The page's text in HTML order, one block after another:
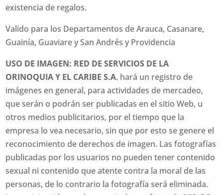
existencia de regalos.
Valido para los Departamentos de Arauca, Casanare,
Guainía, Guaviare y San Andrés y Providencia
USO DE IMAGEN: RED DE SERVICIOS DE LA
ORINOQUIA Y EL CARIBE S.A. hará un registro de
imágenes en general, para actividades de mercadeo,
que serán o podrán ser publicadas en el sitio Web, u
otros medios publicitarios, por el tiempo que la
empresa lo vea necesario, sin que por esto se genere el
reconocimiento de derechos de imagen. Las fotografías
publicadas por los usuarios no pueden tener contenido
sexual ni contenido que atente contra la moral de las
personas, de lo contrario la fotografía será eliminada.